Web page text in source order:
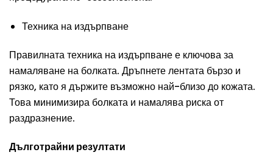
Техника на издърпване
Правилната техника на издърпване е ключова за
намаляване на болката. Дръпнете лентата бързо и
рязко, като я държите възможно най-близо до кожата.
Това минимизира болката и намалява риска от
раздразнение.
Дълготрайни резултати